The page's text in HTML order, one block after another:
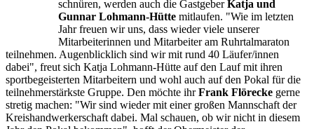
schnüren, werden auch die GastgeberKatja und
Gunnar Lohmann-Hütte mitlaufen. "Wie im letzten
Jahr freuen wir uns, dass wieder viele unserer
Mitarbeiterinnen und Mitarbeiter am Ruhrtalmaraton
teilnehmen. Augenblicklich sind wir mit rund 40 Läufer/innen
dabei", freut sich Katja Lohmann-Hütte auf den Lauf mit ihren
sportbegeisterten Mitarbeitern und wohl auch auf den Pokal für die
teilnehmerstärkste Gruppe. Den möchte ihrFrank Flörecke gerne
stretig machen: "Wir sind wieder mit einer großen Mannschaft der
Kreishandwerkerschaft dabei. Mal schauen, ob wir nicht in diesem